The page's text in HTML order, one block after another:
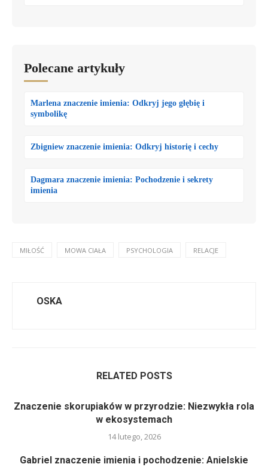
Polecane artykuły
Marlena znaczenie imienia: Odkryj jego głębię i
symbolikę
Zbigniew znaczenie imienia: Odkryj historię i cechy
Dagmara znaczenie imienia: Pochodzenie i sekrety
imienia
MIŁOŚĆ MOWA CIAŁA PSYCHOLOGIA RELACJE
OSKA
RELATED POSTS
Znaczenie skorupiaków w przyrodzie: Niezwykła rola
w ekosystemach
14 lutego, 2026
Gabriel znaczenie imienia i pochodzenie: Anielskie